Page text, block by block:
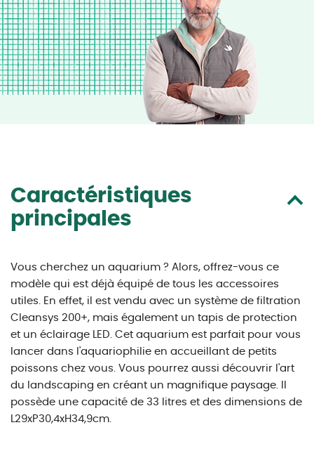
Caractéristiques
principales
Vous cherchez un aquarium ? Alors, offrez-vous ce
modèle qui est déjà équipé de tous les accessoires
utiles. En effet, il est vendu avec un système de filtration
Cleansys 200+, mais également un tapis de protection
et un éclairage LED. Cet aquarium est parfait pour vous
lancer dans l'aquariophilie en accueillant de petits
poissons chez vous. Vous pourrez aussi découvrir l'art
du landscaping en créant un magnifique paysage. Il
possède une capacité de 33 litres et des dimensions de
L29xP30,4xH34,9cm.